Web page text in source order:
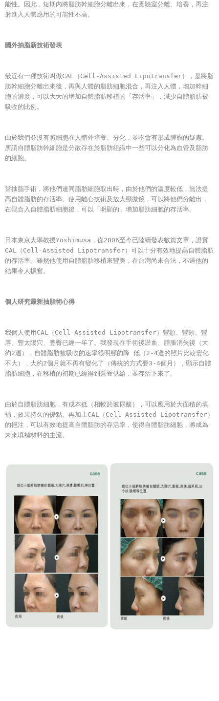
能性。因此，短期內將脂肪幹細胞分離出來，在實驗室分離、培養，再注
射進入人體應用的可能性不高。
國外抽脂新技術發表
最近有一種技術叫做CAL（Cell-Assisted Lipotransfer），是將脂
肪幹細胞分離出來後，再與人體的脂肪細胞混合，再注入人體，增加幹細
胞的濃度，可以大大的增加自體脂肪移植的「存活率」，減少自體脂肪被
吸收的比例。
由於我們並沒有將細胞在人體外培養、分化，並不會有形成腫瘤的疑慮。
所謂自體脂肪幹細胞是分散存在於脂肪組織中一些可以分化為血管及脂肪
的細胞。
當抽脂手術，將他們連同脂肪細胞取出時，由於他們的濃度較低，無法提
高自體脂肪的存活率。使用離心技術及放大顯微鏡，可以將他們分離出，
在混合入自體脂肪細胞後，可以「明顯的」增加脂肪細胞的存活率。
日本東京大學教授Yoshimusa，從2006至今已陸續發表數篇文章，證實
CAL（Cell-Assisted Lipotransfer）可以十分有效地提高自體脂肪
的存活率。雖然他使用自體脂肪移植來豐胸，在台灣尚未合法，不過他的
結果令人振奮。
個人研究最新抽脂術心得
我個人使用CAL（Cell-Assisted Lipotransfer）豐額、豐頰、豐
唇、豐太陽穴、豐臀已經一年了。我發現在手術後淤血、腫脹消失後（大
約2週），自體脂肪被吸收的速率很明顯的降 低（2-4週的照片比較變化
不大），大約2個月就不再有變化了（傳統的方式要3-4個月），顯示自體
脂肪細胞，在移植的初期已經得到營養供給，並存活下來了。
由於自體脂肪細胞，有成本低（相較於玻尿酸），可以應用於大面積的填
補，效果持久的優點。再加上CAL（Cell-Assisted Lipotransfer）
的挹注，可以有效地提高自體脂肪的存活率，使得自體脂肪細胞，將成為
未來填補材料的主流。